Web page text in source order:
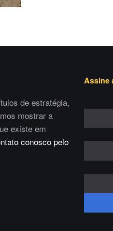
de estratégia,
mostrar a
existe em
conosco pelo
Assine